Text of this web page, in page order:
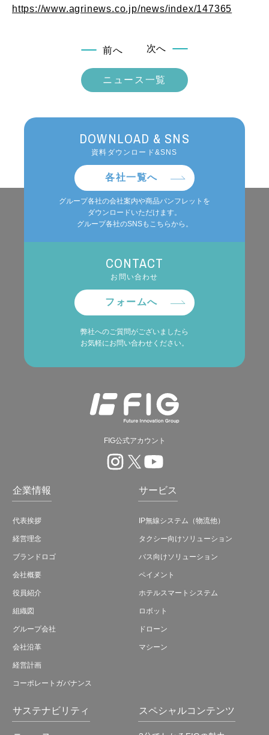
https://www.agrinews.co.jp/news/index/147365
前へ
ニュース一覧
次へ
DOWNLOAD & SNS
資料ダウンロード&SNS
各社一覧へ
グループ各社の会社案内や商品パンフレットを
ダウンロードいただけます。
グループ各社のSNSもこちらから。
CONTACT
お問い合わせ
フォームへ
弊社へのご質問がございましたら
お気軽にお問い合わせください。
FIG公式アカウント
企業情報
代表挨拶
経営理念
ブランドロゴ
会社概要
役員紹介
組織図
グループ会社
会社沿革
経営計画
コーポレートガバナンス
サービス
IP無線システム（物流他）
タクシー向けソリューション
バス向けソリューション
ペイメント
ホテルスマートシステム
ロボット
ドローン
マシーン
サステナビリティ スペシャルコンテンツ